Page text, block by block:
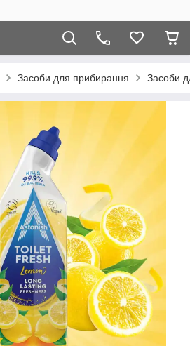
Засоби для прибирання Засоби